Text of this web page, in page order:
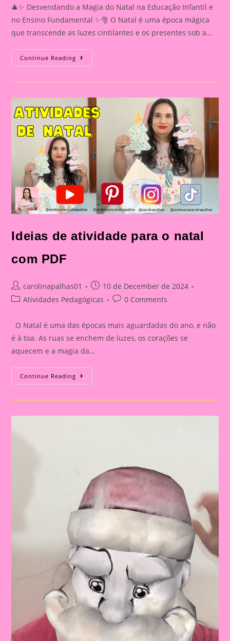
🎄✨ Desvendando a Magia do Natal na Educação Infantil e
no Ensino Fundamental ✨🎅 O Natal é uma época mágica
que transcende as luzes cintilantes e os presentes sob a…
Continue Reading Atividade
De
De
A
Educação
🎅
Ideias de atividade para o natal
com PDF
Post
author:
carolinapalhas01
Post
published:
10 de December de 2024
PostAtividades Pedagógicas
Post0 Comments
O Natal é uma das épocas mais aguardadas do ano, e não
é à toa. As ruas se enchem de luzes, os corações se
aquecem e a magia da…
Continue Reading Ideias
De
Para
Com